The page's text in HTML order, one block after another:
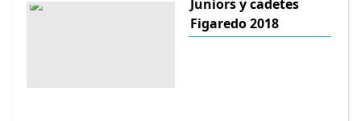
Juniors y cadetes
Figaredo 2018